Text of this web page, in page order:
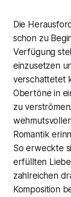
Die
schon zu
Verfügung
einzusetzen
verschattetet
Obertöne in
zu
Romantik
So erweckte
erfüllten
zahlreichen
Komposition